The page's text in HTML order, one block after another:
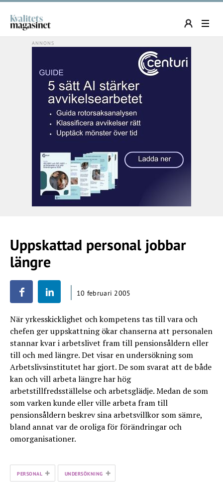
Uppskattad personal jobbar
längre
10 februari 2005
När yrkesskicklighet och kompetens tas till vara och
chefen ger uppskattning ökar chanserna att personalen
stannar kvar i arbetslivet fram till pensionsåldern eller
till och med längre. Det visar en undersökning som
Arbetslivsinstitutet har gjort. De som svarat att de både
kan och vill arbeta längre har hög
arbetstillfredsställelse och arbetsglädje. Medan de som
som varken kunde eller ville arbeta fram till
pensionsåldern beskrev sina arbetsvillkor som sämre,
bland annat var de oroliga för förändringar och
omorganisationer.
PERSONAL + UNDERSÖKNING +